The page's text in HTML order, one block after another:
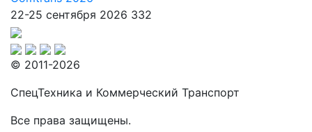
22-25 сентября 2026 332
© 2011-2026
СпецТехника и Коммерческий Транспорт
Все права защищены.